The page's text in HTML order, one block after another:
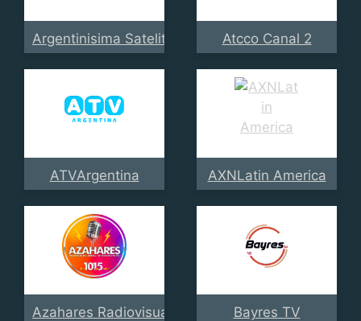
Argentinisima Satelital Atcco Canal 2
ATVArgentina AXNLatin America
Azahares Radiovisual MultimediaBayres TV